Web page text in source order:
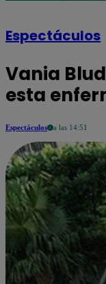
Espectáculos
Vania
esta
Espectáculos a las 14:51